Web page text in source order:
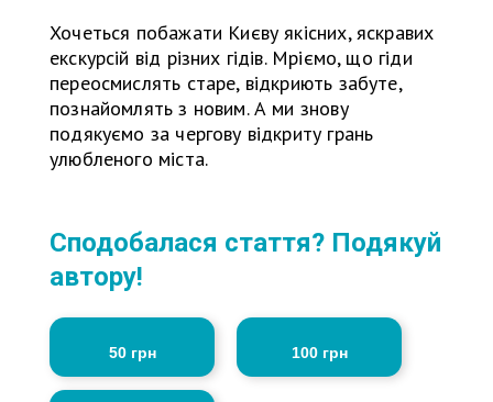
Хочеться побажати Києву якісних, яскравих
екскурсій від різних гідів. Мріємо, що гіди
переосмислять старе, відкриють забуте,
познайомлять з новим. А ми знову
подякуємо за чергову відкриту грань
улюбленого міста.
Сподобалася стаття? Подякуй
автору!
50 грн 100 грн